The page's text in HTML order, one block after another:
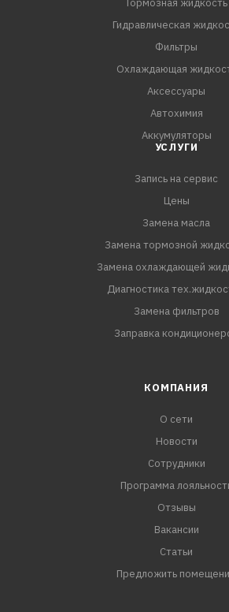
Тормозная жидкость
Гидравлическая
Фильтры
Охлаждающая
Аксессуары
Автохимия
Аккумуляторы
УСЛУГИ
Запись на сервис
Цены
Замена масла
Замена тормозной
Замена охлаждающей
Диагностика
Замена фильтров
Заправка
КОМПАНИЯ
О сети
Новости
Сотрудники
Программа
Отзывы
Вакансии
Статьи
Предложить